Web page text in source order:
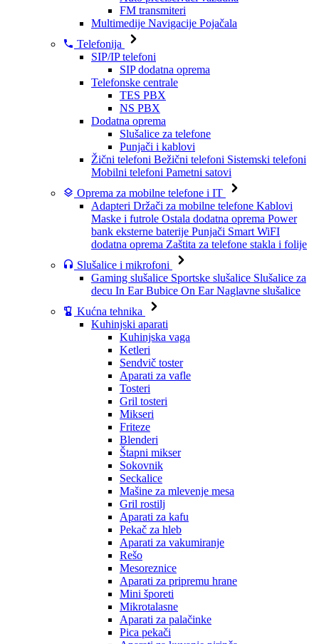
FM transmiteri
Multimedije Navigacije Pojačala
Telefonija
SIP/IP telefoni
SIP dodatna oprema
Telefonske centrale
TES PBX
NS PBX
Dodatna oprema
Slušalice za telefone
Punjači i kablovi
Žični telefoni Bežični telefoni Sistemski telefoni
Mobilni telefoni Pametni satovi
Oprema za mobilne telefone i IT
Adapteri Držači za mobilne telefone Kablovi
Maske i futrole Ostala dodatna oprema Power
bank eksterne baterije Punjači Smart WiFI
dodatna oprema Zaštita za telefone stakla i folije
Slušalice i mikrofoni
Gaming slušalice Sportske slušalice Slušalice za
decu In Ear Bubice On Ear Naglavne slušalice
Kućna tehnika
Kuhinjski aparati
Kuhinjska vaga
Ketleri
Sendvič toster
Aparati za vafle
Tosteri
Gril tosteri
Mikseri
Friteze
Blenderi
Štapni mikser
Sokovnik
Seckalice
Mašine za mlevenje mesa
Gril rostilj
Aparati za kafu
Pekač za hleb
Aparati za vakumiranje
Rešo
Mesoreznice
Aparati za pripremu hrane
Mini šporeti
Mikrotalasne
Aparati za palačinke
Pica pekači